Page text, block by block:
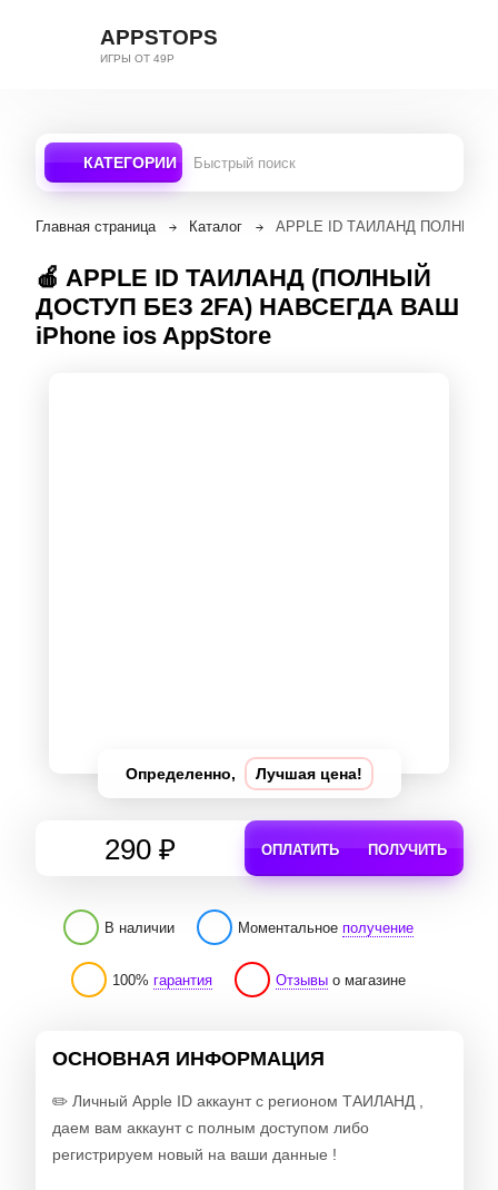
APPSTOPS
ИГРЫ ОТ 49Р
КАТЕГОРИИ
Главная страница Каталог APPLE ID ТАИЛАНД ПОЛНЫЙ
🍎 APPLE ID ТАИЛАНД (ПОЛНЫЙ
ДОСТУП БЕЗ 2FA) НАВСЕГДА ВАШ
iPhone ios AppStore
Определенно, Лучшая цена!
290 ₽ ОПЛАТИТЬ ПОЛУЧИТЬ
В наличии Моментальное получение
100% гарантия Отзывыо магазине
ОСНОВНАЯ ИНФОРМАЦИЯ
✏️ Личный Apple ID аккаунт с регионом ТАИЛАНД ,
даем вам аккаунт с полным доступом либо
регистрируем новый на ваши данные !